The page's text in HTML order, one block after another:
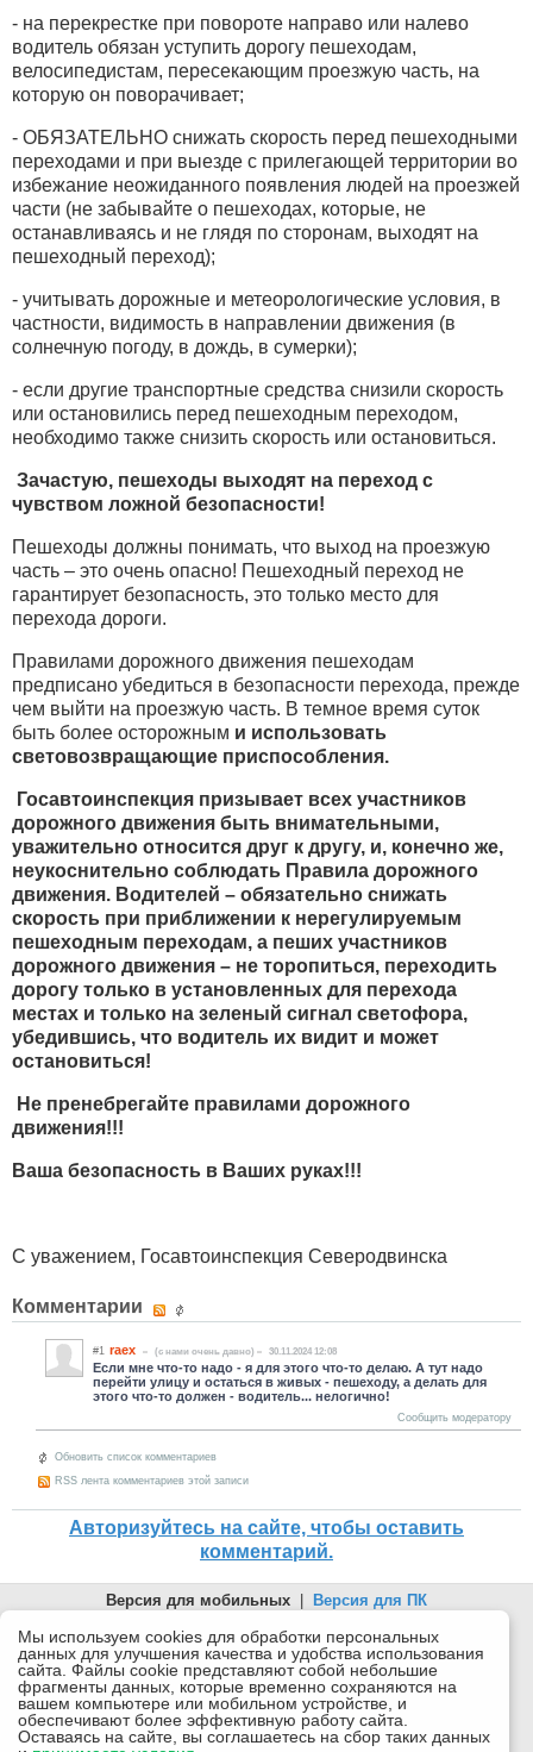
- на перекрестке при повороте направо или налево
водитель обязан уступить дорогу пешеходам,
велосипедистам, пересекающим проезжую часть, на
которую он поворачивает;
- ОБЯЗАТЕЛЬНО снижать скорость перед пешеходными
переходами и при выезде с прилегающей территории во
избежание неожиданного появления людей на проезжей
части (не забывайте о пешеходах, которые, не
останавливаясь и не глядя по сторонам, выходят на
пешеходный переход);
- учитывать дорожные и метеорологические условия, в
частности, видимость в направлении движения (в
солнечную погоду, в дождь, в сумерки);
- если другие транспортные средства снизили скорость
или остановились перед пешеходным переходом,
необходимо также снизить скорость или остановиться.
Зачастую, пешеходы выходят на переход с
чувством ложной безопасности!
Пешеходы должны понимать, что выход на проезжую
часть – это очень опасно! Пешеходный переход не
гарантирует безопасность, это только место для
перехода дороги.
Правилами дорожного движения пешеходам
предписано убедиться в безопасности перехода, прежде
чем выйти на проезжую часть. В темное время суток
быть более осторожным и использовать
световозвращающие приспособления.
Госавтоинспекция призывает всех участников
дорожного движения быть внимательными,
уважительно относится друг к другу, и, конечно же,
неукоснительно соблюдать Правила дорожного
движения. Водителей – обязательно снижать
скорость при приближении к нерегулируемым
пешеходным переходам, а пеших участников
дорожного движения – не торопиться, переходить
дорогу только в установленных для перехода
местах и только на зеленый сигнал светофора,
убедившись, что водитель их видит и может
остановиться!
Не пренебрегайте правилами дорожного
движения!!!
Ваша безопасность в Ваших руках!!!
С уважением, Госавтоинспекция Северодвинска
Комментарии
#1 raex (c нами очень давно) 30.11.2024 12:08
Если мне что-то надо - я для этого что-то делаю. А тут надо
перейти улицу и остаться в живых - пешеходу, а делать для
этого что-то должен - водитель... нелогично!
Сообщить модератору
Обновить список комментариев
RSS лента комментариев этой записи
Авторизуйтесь на сайте, чтобы оставить
комментарий.
Версия для мобильных
Версия для ПК
© 2026 Беломорканал Северодвинск tv29.ru
Joomla!is Free Software released under the GNU General Public
License.
Mobile version byMobile Joomla!
Desktop Version
Мы используем cookies для обработки персональных
данных для улучшения качества и удобства использования
сайта. Файлы cookie представляют собой небольшие
фрагменты данных, которые временно сохраняются на
вашем компьютере или мобильном устройстве, и
обеспечивают более эффективную работу сайта.
Оставаясь на сайте, вы соглашаетесь на сбор таких данных